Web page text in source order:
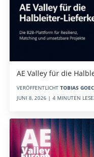
AE Valley für die
VERÖFFENTLICHT TOBIAS
JUNI 8, 2026 | 4 MINUTEN